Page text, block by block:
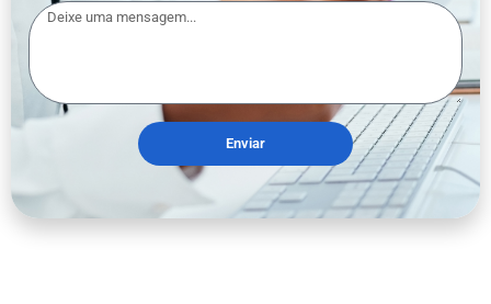
Enviar